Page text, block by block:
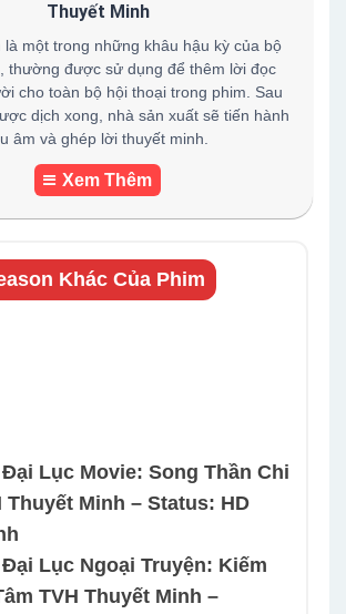
Thuyết Minh
là một trong những khâu hậu kỳ của bộ
thường được sử dụng để thêm lời đọc
cho toàn bộ hội thoại trong phim. Sau
dịch xong, nhà sản xuất sẽ tiến hành
âm và ghép lời thuyết minh.
Xem Thêm
Khác Của Phim
Lục Movie: Song Thần Chi
Thuyết Minh – Status: HD
Lục Ngoại Truyện: Kiếm
TVH Thuyết Minh –